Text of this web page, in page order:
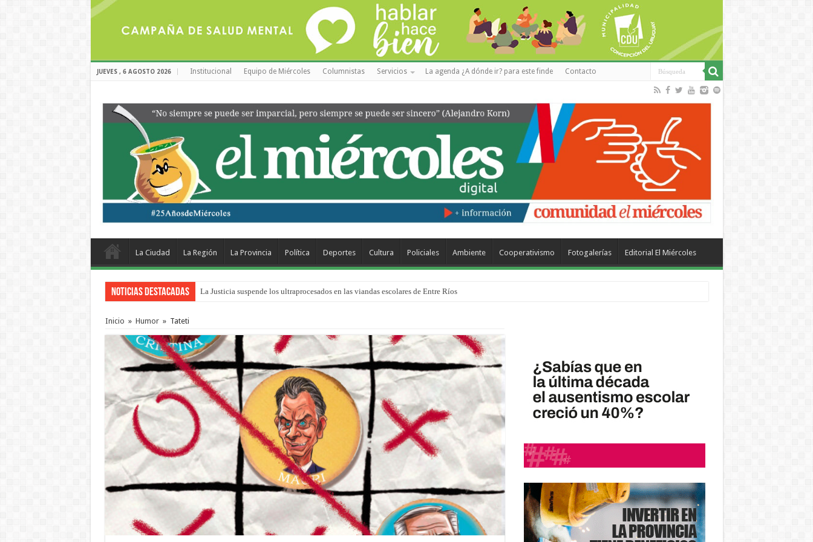
JUEVES , 6 AGOSTO 2026 Institucional Equipo de Miércoles Columnistas Servicios La agenda ¿A dónde ir? para este finde Contacto
La Ciudad La Región La Provincia Política Deportes Cultura Policiales Ambiente Cooperativismo Fotogalerías Editorial El Miércoles
Noticias Destacadas Se presentará la obra “La Runfla de los Macanos”
Inicio » Humor » Tateti